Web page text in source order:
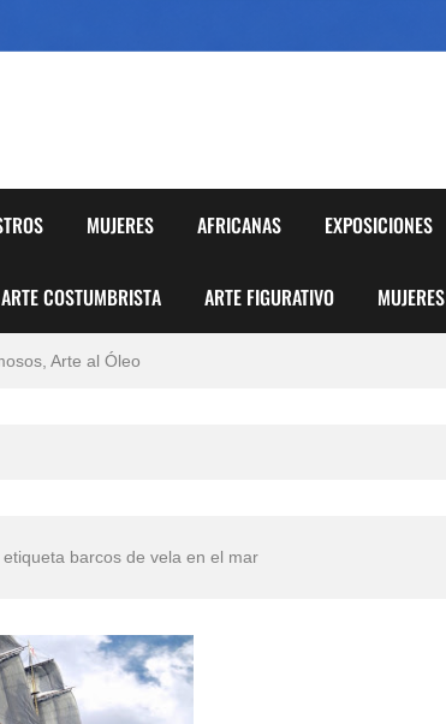
MUJERES AFRICANAS EXPOSICIONES
ARTE COSTUMBRISTA ARTE FIGURATIVO MUJERES
Imágenes
Arte al Óleo
del Dibujo A Lápiz, Biryulina Vita
de Hollywood Más Bellas del Mundo
barcos de vela en el mar